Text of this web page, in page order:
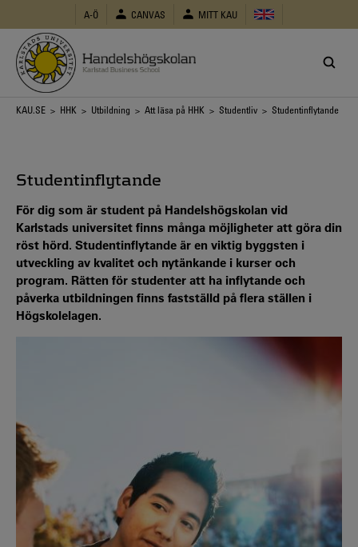
huvudinnehåll
A-Ö CANVAS MITT KAU
Länkstig
KAU.SE > HHK > Utbildning > Att läsa på HHK > Studentliv > Studentinflytande
Studentinflytande
För dig som är student på Handelshögskolan vid
Karlstads universitet finns många möjligheter att göra din
röst hörd. Studentinflytande är en viktig byggsten i
utveckling av kvalitet och nytänkande i kurser och
program. Rätten för studenter att ha inflytande och
påverka utbildningen finns fastställd på flera ställen i
Högskolelagen.